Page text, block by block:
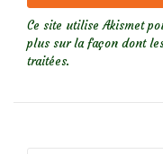
Ce site utilise Akismet
plus sur la façon dont
traitées.